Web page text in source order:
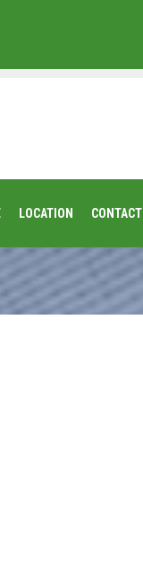
LOCATION CONTACT